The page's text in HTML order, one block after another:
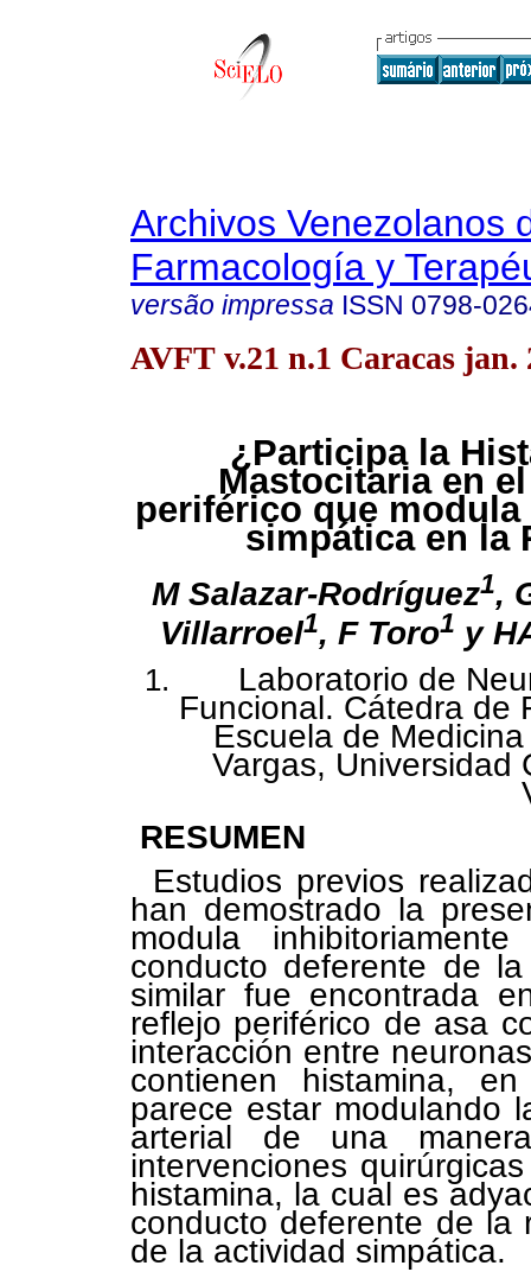
Archivos Venezolanos
Farmacología y
versão impressa ISSN 0798-
AVFT v.21 n.1 Caracas jan.
¿Participa la
Mastocitaria en
periférico que
simpática en la
M Salazar-Rodríguez1,
Villarroel1, F Toro1 y
Laboratorio de
Funcional. Cátedra de
Escuela de
Vargas, Universidad
RESUMEN
Estudios previos
han demostrado la
modula
conducto deferente de
similar fue encontrada
reflejo periférico de asa
interacción entre
contienen histamina,
parece estar modulando
arterial de una
intervenciones
histamina, la cual es
conducto deferente de la
de la actividad simpática.